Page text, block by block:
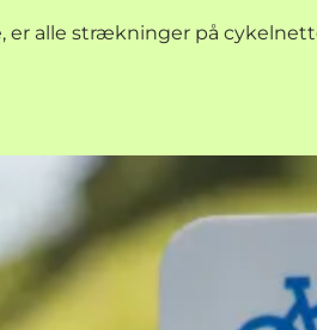
alle strækninger på